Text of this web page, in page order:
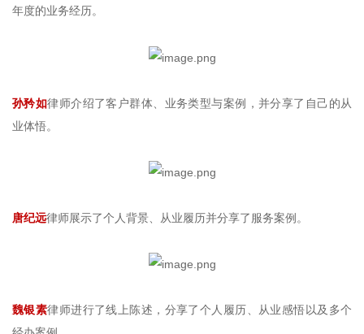
年度的业务经历。
孙矜如律师介绍了客户群体、业务类型与案例，并分享了自己的从
业体悟。
唐纪远律师展示了个人背景、从业履历并分享了服务案例。
魏银素律师进行了线上陈述，分享了个人履历、从业感悟以及多个